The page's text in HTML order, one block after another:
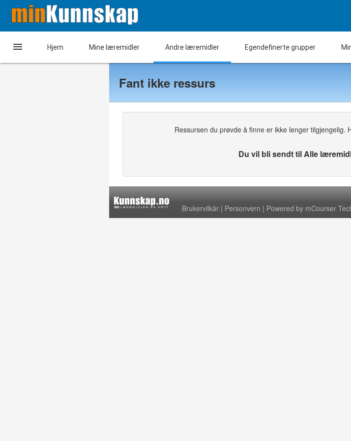
Hjem Mine læremidler Andre læremidler Egendefinerte grupper

Fant ikke ressurs
Ressursen du prøvde å finne er ikke lenger tilgjengelig.
Du vil bli sendt til Alle
Brukervilkår | Personvern | Powered by mCourser